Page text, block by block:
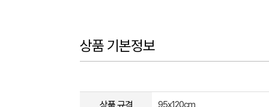
상품 기본정보
상품 규격 95x120cm